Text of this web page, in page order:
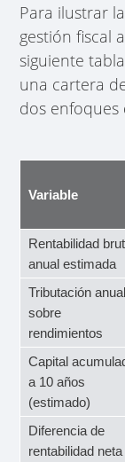
Para ilustrar
gestión fiscal
siguiente
una cartera
dos enfoques
Variable
Rentabilidad
anual estimada
Tributación anual
sobre
rendimientos
Capital
a 10 años
(estimado)
Diferencia de
rentabilidad neta